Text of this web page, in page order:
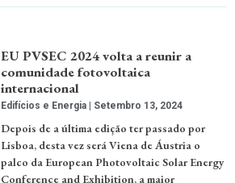
EU PVSEC 2024 volta a reunir a
comunidade fotovoltaica
internacional
Edifícios e Energia Setembro 13, 2024
Depois de a última edição ter passado por
Lisboa, desta vez será Viena de Áustria o
palco da European Photovoltaic Solar Energy
Conference and Exhibition, a maior